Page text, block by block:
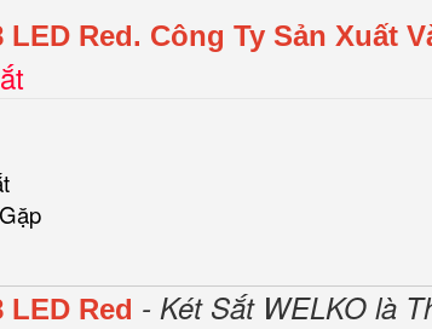
LED Red. Công Ty Sản Xuất
LED Red - Két Sắt WELKO là